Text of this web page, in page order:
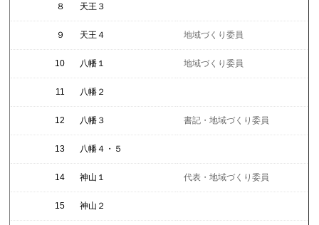
８ 天王３
９ 天王４ 地域づくり委員
10 八幡１ 地域づくり委員
11 八幡２
12 八幡３ 書記・地域づくり委員
13 八幡４・５
14 神山１ 代表・地域づくり委員
15 神山２